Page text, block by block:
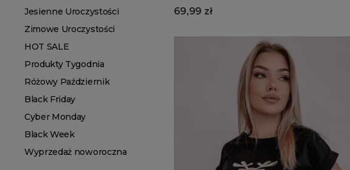
Jesienne Uroczystości
Zimowe Uroczystości
HOT SALE
Produkty Tygodnia
Różowy Październik
Black Friday
Cyber Monday
Black Week
Wyprzedaż noworoczna
69,99 zł